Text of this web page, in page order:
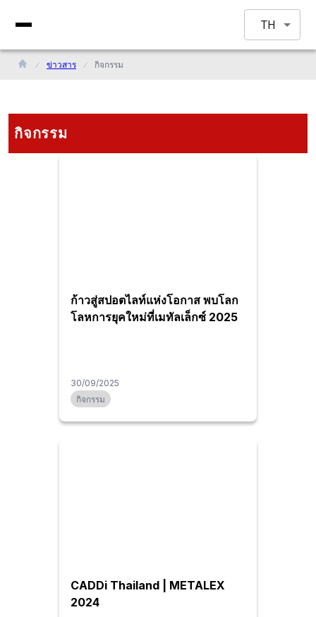
TH
ข่าวสาร กิจกรรม
กิจกรรม
ก้าวสู่สปอตไลท์แห่งโอกาส พบโลก
โลหการยุคใหม่ที่เมทัลเล็กซ์ 2025
30/09/2025
กิจกรรม
CADDi Thailand | METALEX
2024